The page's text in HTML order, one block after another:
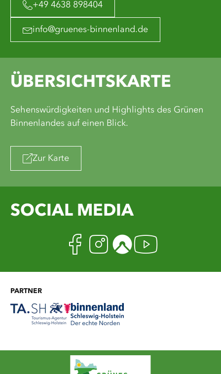
+49 4638 898404
info@gruenes-binnenland.de
ÜBERSICHTSKARTE
Sehenswürdigkeiten und Highlights des Grünen
Binnenlandes auf einen Blick.
Zur Karte
SOCIAL MEDIA
Facebook
Instagram
Komoot
PARTNER